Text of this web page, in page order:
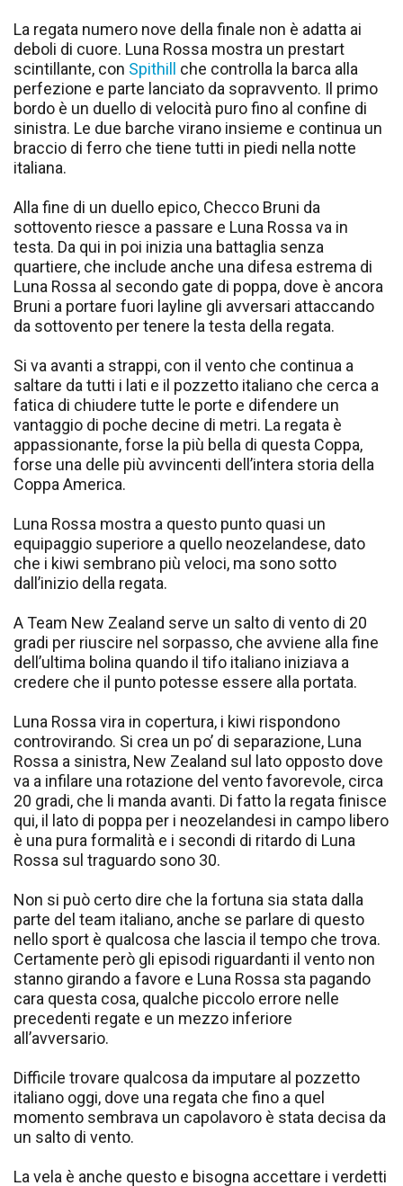
La regata numero nove della finale non è adatta ai
deboli di cuore. Luna Rossa mostra un prestart
scintillante, con Spithill che controlla la barca alla
perfezione e parte lanciato da sopravvento. Il primo
bordo è un duello di velocità puro fino al confine di
sinistra. Le due barche virano insieme e continua un
braccio di ferro che tiene tutti in piedi nella notte
italiana.
Alla fine di un duello epico, Checco Bruni da
sottovento riesce a passare e Luna Rossa va in
testa. Da qui in poi inizia una battaglia senza
quartiere, che include anche una difesa estrema di
Luna Rossa al secondo gate di poppa, dove è ancora
Bruni a portare fuori layline gli avversari attaccando
da sottovento per tenere la testa della regata.
Si va avanti a strappi, con il vento che continua a
saltare da tutti i lati e il pozzetto italiano che cerca a
fatica di chiudere tutte le porte e difendere un
vantaggio di poche decine di metri. La regata è
appassionante, forse la più bella di questa Coppa,
forse una delle più avvincenti dell’intera storia della
Coppa America.
Luna Rossa mostra a questo punto quasi un
equipaggio superiore a quello neozelandese, dato
che i kiwi sembrano più veloci, ma sono sotto
dall’inizio della regata.
A Team New Zealand serve un salto di vento di 20
gradi per riuscire nel sorpasso, che avviene alla fine
dell’ultima bolina quando il tifo italiano iniziava a
credere che il punto potesse essere alla portata.
Luna Rossa vira in copertura, i kiwi rispondono
controvirando. Si crea un po’ di separazione, Luna
Rossa a sinistra, New Zealand sul lato opposto dove
va a infilare una rotazione del vento favorevole, circa
20 gradi, che li manda avanti. Di fatto la regata finisce
qui, il lato di poppa per i neozelandesi in campo libero
è una pura formalità e i secondi di ritardo di Luna
Rossa sul traguardo sono 30.
Non si può certo dire che la fortuna sia stata dalla
parte del team italiano, anche se parlare di questo
nello sport è qualcosa che lascia il tempo che trova.
Certamente però gli episodi riguardanti il vento non
stanno girando a favore e Luna Rossa sta pagando
cara questa cosa, qualche piccolo errore nelle
precedenti regate e un mezzo inferiore
all’avversario.
Difficile trovare qualcosa da imputare al pozzetto
italiano oggi, dove una regata che fino a quel
momento sembrava un capolavoro è stata decisa da
un salto di vento.
La vela è anche questo e bisogna accettare i verdetti